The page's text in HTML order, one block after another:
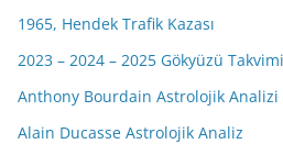
1965, Hendek Trafik Kazası
2023 – 2024 – 2025 Gökyüzü Takvimi
Anthony Bourdain Astrolojik Analizi
Alain Ducasse Astrolojik Analiz